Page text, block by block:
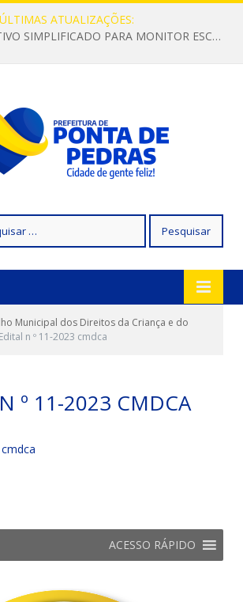
ÚLTIMAS ATUALIZAÇÕES:
PROCESSO SELETIVO SIMPLIFICADO PARA MONITOR ESCOLAR
Municipal dos Direitos da Criança e do
Edital n º 11-2023 cmdca
º 11-2023 CMDCA
ACESSO RÁPIDO